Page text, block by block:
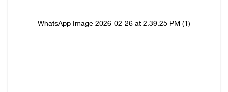
WhatsApp Image 2026-02-26 at 2.39.25 PM (1)